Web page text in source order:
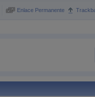
Enlace Permanente